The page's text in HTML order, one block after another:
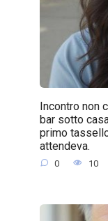
Incontro non
bar sotto
primo
attendeva.
0 10